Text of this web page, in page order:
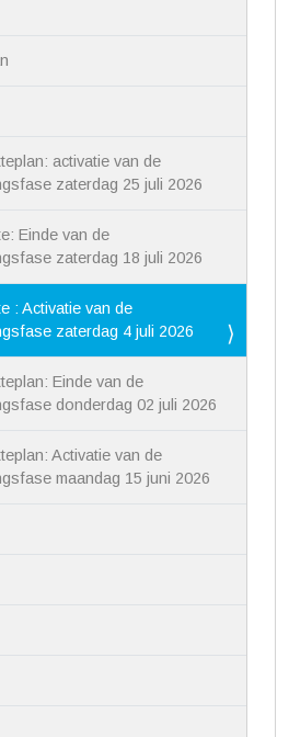
activatie van de
zaterdag 25 juli 2026
Einde van de
zaterdag 18 juli 2026
: Activatie van de
zaterdag 4 juli 2026
Einde van de
donderdag 02 juli 2026
Activatie van de
maandag 15 juni 2026